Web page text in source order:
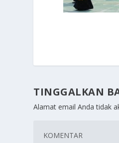
TINGGALKAN
Alamat email Anda tidak